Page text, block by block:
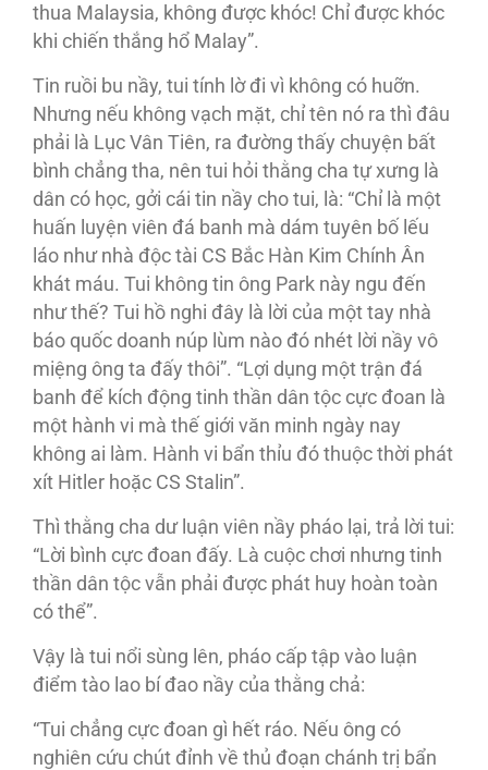
thua Malaysia, không được khóc! Chỉ được khóc
khi chiến thắng hổ Malay”.
Tin ruồi bu nầy, tui tính lờ đi vì không có huỡn.
Nhưng nếu không vạch mặt, chỉ tên nó ra thì đâu
phải là Lục Vân Tiên, ra đường thấy chuyện bất
bình chẳng tha, nên tui hỏi thằng cha tự xưng là
dân có học, gởi cái tin nầy cho tui, là: “Chỉ là một
huấn luyện viên đá banh mà dám tuyên bố lếu
láo như nhà độc tài CS Bắc Hàn Kim Chính Ân
khát máu. Tui không tin ông Park này ngu đến
như thế? Tui hồ nghi đây là lời của một tay nhà
báo quốc doanh núp lùm nào đó nhét lời nầy vô
miệng ông ta đấy thôi”. “Lợi dụng một trận đá
banh để kích động tinh thần dân tộc cực đoan là
một hành vi mà thế giới văn minh ngày nay
không ai làm. Hành vi bẩn thỉu đó thuộc thời phát
xít Hitler hoặc CS Stalin”.
Thì thằng cha dư luận viên nầy pháo lại, trả lời tui:
“Lời bình cực đoan đấy. Là cuộc chơi nhưng tinh
thần dân tộc vẫn phải được phát huy hoàn toàn
có thể”.
Vậy là tui nổi sùng lên, pháo cấp tập vào luận
điểm tào lao bí đao nầy của thằng chả:
“Tui chẳng cực đoan gì hết ráo. Nếu ông có
nghiên cứu chút đỉnh về thủ đoạn chánh trị bẩn